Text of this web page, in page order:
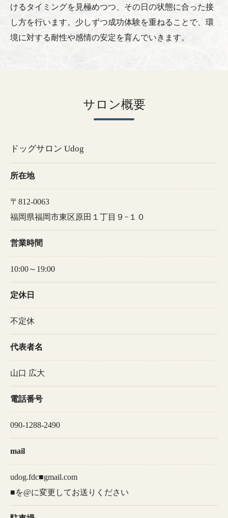
けるタイミングを見極めつつ、その日の状態に合った接
し方を行います。少しずつ成功体験を重ねることで、環
境に対する耐性や感情の安定を育んでいきます。
サロン概要
ドッグサロン Udog
所在地
〒812-0063
福岡県福岡市東区原田１丁目９−１０
営業時間
10:00～19:00
定休日
不定休
代表者名
山口 広大
電話番号
090-1288-2490
mail
udog.fdc■gmail.com
■を@に変更してお送りください